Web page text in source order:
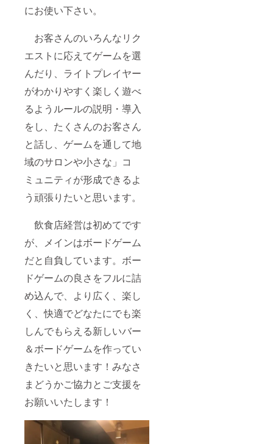
にお使い下さい。
お客さんのいろんなリク
エストに応えてゲームを選
んだり、ライトプレイヤー
がわかりやすく楽しく遊べ
るようルールの説明・導入
をし、たくさんのお客さん
と話し、ゲームを通して地
域のサロンや小さな」コ
ミュニティが形成できるよ
う頑張りたいと思います。
飲食店経営は初めてです
が、メインはボードゲーム
だと自負しています。ボー
ドゲームの良さをフルに詰
め込んで、より広く、楽し
く、快適でどなたにでも楽
しんでもらえる新しいバー
＆ボードゲームを作ってい
きたいと思います！みなさ
まどうかご協力とご支援を
お願いいたします！